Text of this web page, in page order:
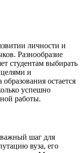
личности и
Разнообразие
студентам выбирать
и
остается
успешно
работы.
важный шаг для
вуза, его